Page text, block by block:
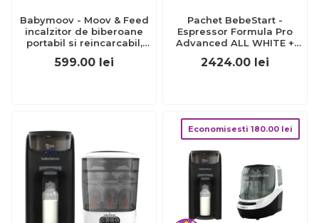
Babymoov - Moov & Feed
incalzitor de biberoane
portabil si reincarcabil,
599.00 lei
Pachet BebeStart -
Espressor Formula Pro
Advanced ALL WHITE +
2424.00 lei
Economisesti 180.00 lei